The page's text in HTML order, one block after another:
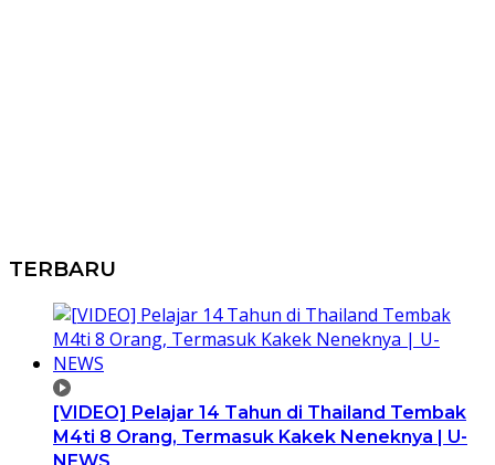
TERBARU
[VIDEO] Pelajar 14 Tahun di Thailand Tembak
M4ti 8 Orang, Termasuk Kakek Neneknya | U-